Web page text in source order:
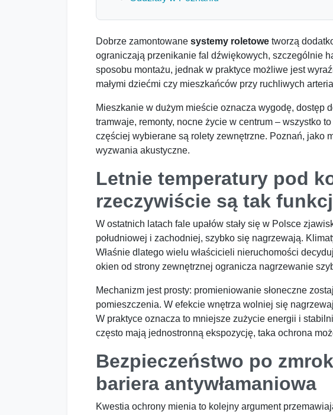
Dobrze zamontowane systemy roletowe tworzą
ograniczają przenikanie fal dźwiękowych, szczególnie
sposobu montażu, jednak w praktyce możliwe jest
małymi dziećmi czy mieszkańców przy ruchliwych
Mieszkanie w dużym mieście oznacza wygodę, dostęp
tramwaje, remonty, nocne życie w centrum – wszystko
częściej wybierane są rolety zewnętrzne. Poznań, jako
wyzwania akustyczne.
Letnie temperatury pod
rzeczywiście są tak
W ostatnich latach fale upałów stały się w Polsce
południowej i zachodniej, szybko się nagrzewają.
Właśnie dlatego wielu właścicieli nieruchomości
okien od strony zewnętrznej ogranicza nagrzewanie
Mechanizm jest prosty: promieniowanie słoneczne
pomieszczenia. W efekcie wnętrza wolniej się
W praktyce oznacza to mniejsze zużycie energii i
często mają jednostronną ekspozycję, taka ochrona
Bezpieczeństwo po
bariera antywłamaniowa
Kwestia ochrony mienia to kolejny argument